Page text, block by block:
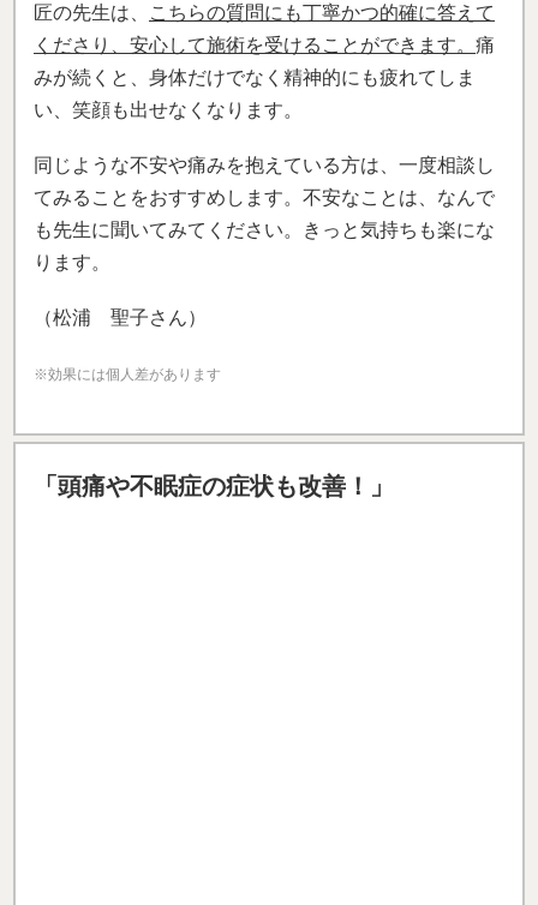
匠の先生は、
こちらの質問にも丁寧かつ的確に答えて
くださり、安心して施術を受けることができます。 痛
みが続くと、身体だけでなく精神的にも疲れてしま
い、笑顔も出せなくなります。
同じような不安や痛みを抱えている方は、一度相談し
てみることをおすすめします。不安なことは、なんで
も先生に聞いてみてください。きっと気持ちも楽にな
ります。
（松浦 聖子さん）
※効果には個人差があります
「頭痛や不眠症の症状も改善！」